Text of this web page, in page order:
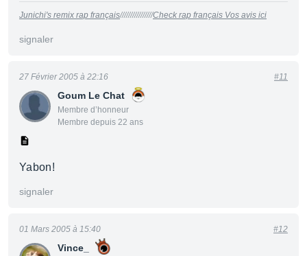
Junichi's remix rap français////////////////Check rap français Vos avis ici
signaler
Goum Le Chat
Membre d’honneur
Membre depuis 22 ans
27 Février 2005 à 22:16 #11
Yabon!
signaler
Vince_
01 Mars 2005 à 15:40 #12